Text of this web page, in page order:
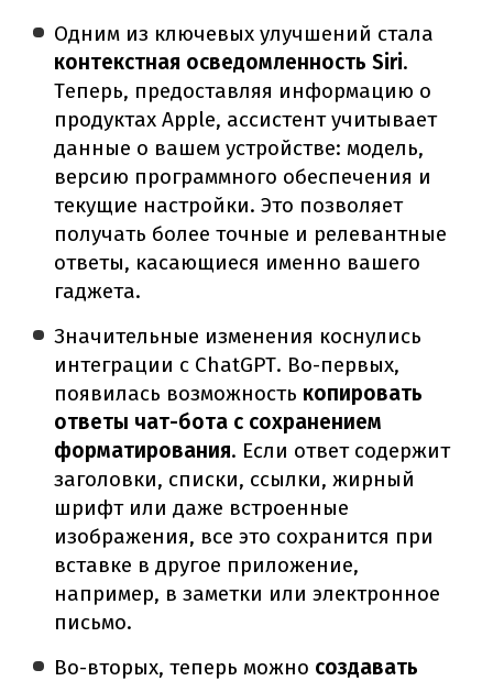
Одним из ключевых улучшений стала
контекстная осведомленность Siri.
Теперь, предоставляя информацию о
продуктах Apple, ассистент учитывает
данные о вашем устройстве: модель,
версию программного обеспечения и
текущие настройки. Это позволяет
получать более точные и релевантные
ответы, касающиеся именно вашего
гаджета.
Значительные изменения коснулись
интеграции с ChatGPT. Во-первых,
появилась возможность копировать
ответы чат-бота с сохранением
форматирования. Если ответ содержит
заголовки, списки, ссылки, жирный
шрифт или даже встроенные
изображения, все это сохранится при
вставке в другое приложение,
например, в заметки или электронное
письмо.
Во-вторых, теперь можно создавать